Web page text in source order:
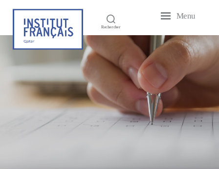
Rechercher
Institut
Français
Qatar
Menu